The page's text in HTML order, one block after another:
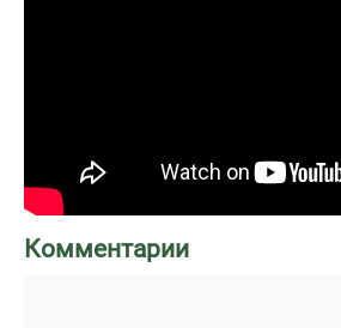
Комментарии